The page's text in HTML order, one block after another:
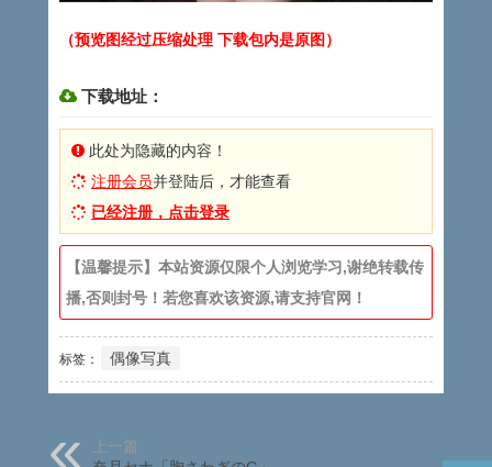
（预览图经过压缩处理 下载包内是原图）
下载地址：
此处为隐藏的内容！
注册会员并登陆后，才能查看
已经注册，点击登录
【温馨提示】本站资源仅限个人浏览学习,谢绝转载传
播,否则封号！若您喜欢该资源,请支持官网！
标签： 偶像写真
上一篇